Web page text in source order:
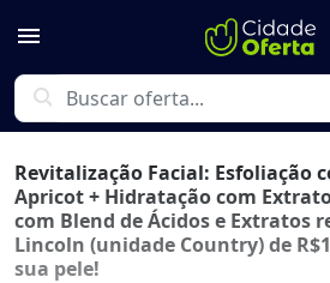
menu
search
Revitalização Facial: Esfoliação
Apricot + Hidratação com
com Blend de Ácidos e Extratos
Lincoln (unidade Country) de
sua pele!